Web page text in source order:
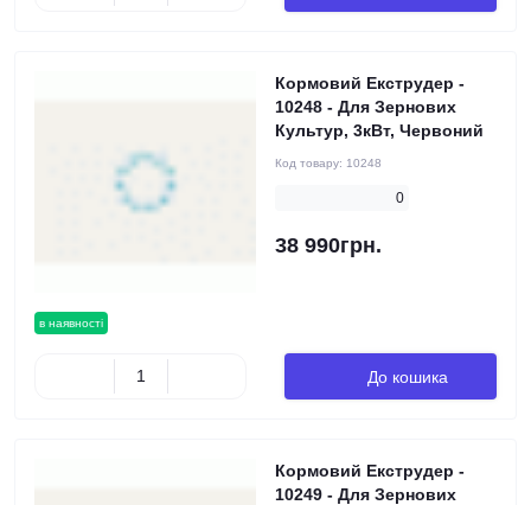
в наявності
Кормовий Екструдер -
10248 - Для Зернових
Культур, 3кВт, Червоний
Код товару: 10248
0
38 990грн.
До кошика
Кормовий Екструдер -
10249 - Для Зернових